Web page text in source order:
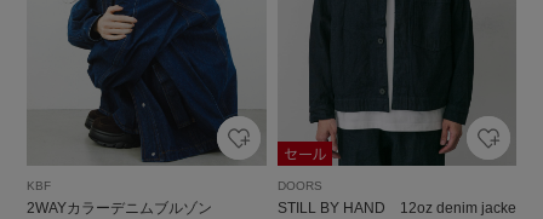
KBF
2WAYカラーデニムブルゾン
DOORS
STILL BY HAND 12oz denim jacke